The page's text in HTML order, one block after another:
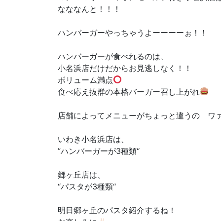
なななんと！！！
ハンバーガーやっちゃうよーーーーぉ！！
ハンバーガーが食べれるのは、
小名浜店だけだからお見逃しなく！！
ボリューム満点
食べ応え抜群の本格バーガー召し上がれ
店舗によってメニューがちょっと違うの ワ
いわき小名浜店は、
”ハンバーガーが3種類“
郷ヶ丘店は、
“パスタが3種類“
明日郷ヶ丘のパスタ紹介するね！